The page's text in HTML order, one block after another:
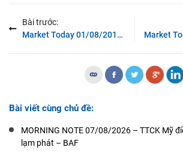
Bài trước:
Market Today 01/08/2018 – Chỉ số PMI tháng 07/2018 giảm nhẹ
Bài viết cùng chủ đề:
MORNING NOTE 07/08/2026 – TTCK Mỹ
lạm phát – BAF